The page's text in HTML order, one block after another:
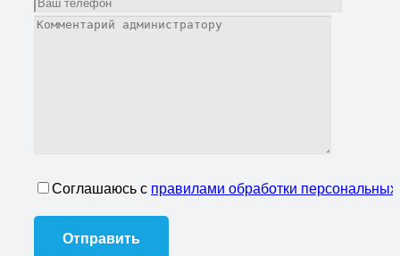
Соглашаюсь с правилами обработки